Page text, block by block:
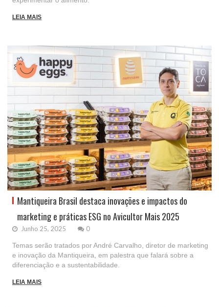
LEIA MAIS
Mantiqueira Brasil destaca inovações e impactos do
marketing e práticas ESG no Avicultor Mais 2025
Junho 25, 2025 0
Temas serão tratados por André Carvalho, diretor de marketing
e inovação da Mantiqueira, em palestra que falará sobre a
diferenciação e a sustentabilidade.
LEIA MAIS